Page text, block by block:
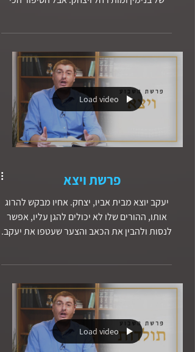
בעולם הרוחני. בעזרת הפרשה ננסה למצוא את
התשובה לשאלה: איך נוכל למצוא חן בעיני
אלוהים?
Load video
פרשת ויצא
יעקב יוצא מבית אביו, יצחק. אחיו מבקש להרוג
אותו, ההורים שלו לא יכולים להגן עליו, אפשר
לנסות ולהבין את הכאב והצער שעטפו את יעקב.
Load video